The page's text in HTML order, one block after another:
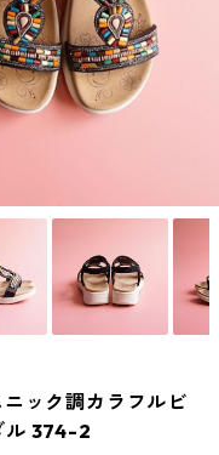
ック調カラフルビ
ル 374-2